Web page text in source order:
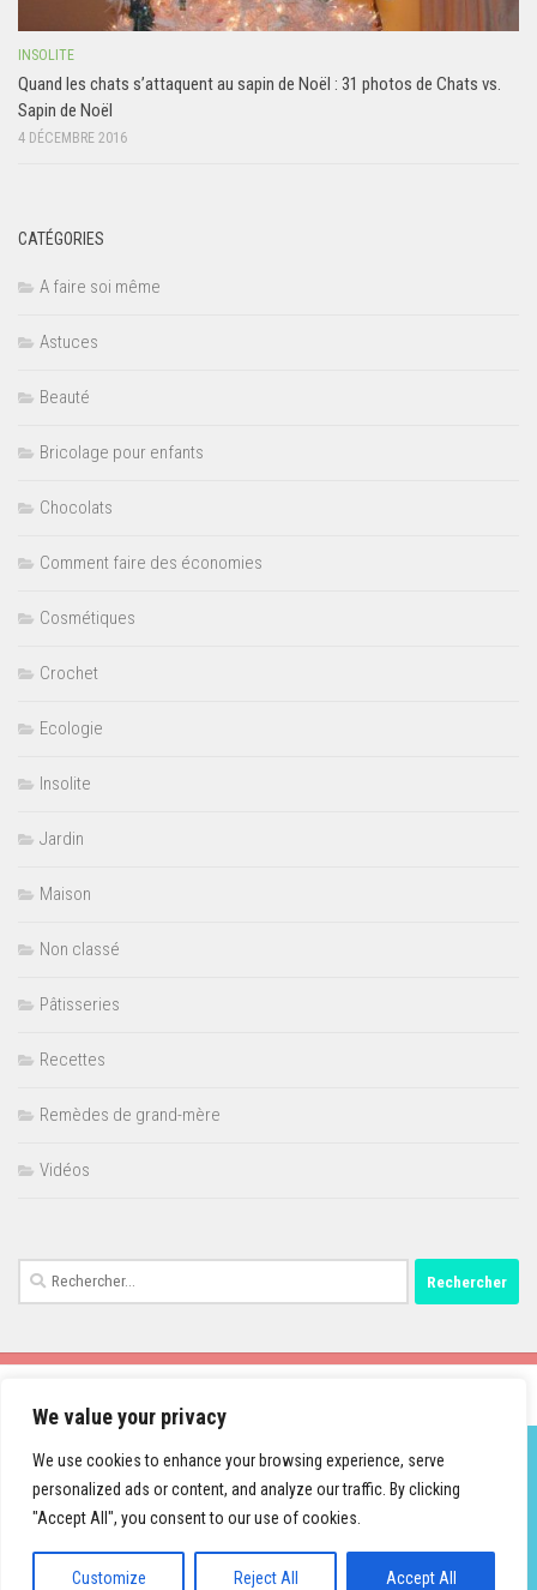
We value your privacy
We use cookies to enhance your browsing experience, serve
personalized ads or content, and analyze our traffic. By clicking
"Accept All", you consent to our use of cookies.
Customize Reject All Accept All
INSOLITE
Quand les chats s’attaquent au sapin de Noël : 31 photos de Chats vs.
Sapin de Noël
4 DÉCEMBRE 2016
CATÉGORIES
A faire soi même
Astuces
Beauté
Bricolage pour enfants
Chocolats
Comment faire des économies
Cosmétiques
Crochet
Ecologie
Insolite
Jardin
Maison
Non classé
Pâtisseries
Recettes
Remèdes de grand-mère
Vidéos
Rechercher :